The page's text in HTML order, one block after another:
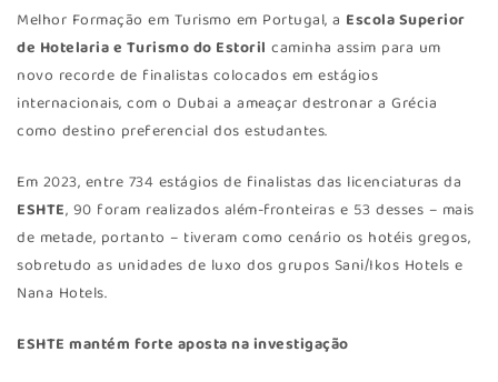
Melhor Formação em Turismo em Portugal, a Escola Superior
de Hotelaria e Turismo do Estoril caminha assim para um
novo recorde de finalistas colocados em estágios
internacionais, com o Dubai a ameaçar destronar a Grécia
como destino preferencial dos estudantes.
Em 2023, entre 734 estágios de finalistas das licenciaturas da
ESHTE, 90 foram realizados além-fronteiras e 53 desses – mais
de metade, portanto – tiveram como cenário os hotéis gregos,
sobretudo as unidades de luxo dos grupos Sani/Ikos Hotels e
Nana Hotels.
ESHTE mantém forte aposta na investigação